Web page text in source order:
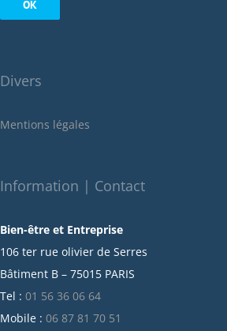
mai 2022
décembre 2021
octobre 2021
juillet 2021
juin 2021
mai 2021
avril 2021
mars 2021
Divers
Mentions légales
Information | Contact
Bien-être et Entreprise
106 ter rue olivier de Serres
Bâtiment B – 75015 PARIS
Tel : 01 56 36 06 64
Mobile : 06 87 81 70 51